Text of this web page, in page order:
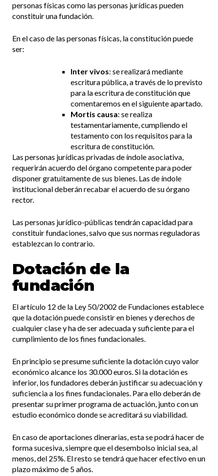
personas físicas como las personas jurídicas pueden
constituir una fundación.
En el caso de las personas físicas, la constitución puede
ser:
Inter vivos: se realizará mediante
escritura pública, a través de lo previsto
para la escritura de constitución que
comentaremos en el siguiente apartado.
Mortis causa: se realiza
testamentariamente, cumpliendo el
testamento con los requisitos para la
escritura de constitución.
Las personas jurídicas privadas de índole asociativa,
requerirán acuerdo del órgano competente para poder
disponer gratuitamente de sus bienes. Las de índole
institucional deberán recabar el acuerdo de su órgano
rector.
Las personas jurídico-públicas tendrán capacidad para
constituir fundaciones, salvo que sus normas reguladoras
establezcan lo contrario.
Dotación de la
fundación
El artículo 12 de la Ley 50/2002 de Fundaciones establece
que la dotación puede consistir en bienes y derechos de
cualquier clase y ha de ser adecuada y suficiente para el
cumplimiento de los fines fundacionales.
En principio se presume suficiente la dotación cuyo valor
económico alcance los 30.000 euros. Si la dotación es
inferior, los fundadores deberán justificar su adecuación y
suficiencia a los fines fundacionales. Para ello deberán de
presentar su primer programa de actuación, junto con un
estudio económico donde se acreditará su viabilidad.
En caso de aportaciones dinerarias, esta se podrá hacer de
forma sucesiva, siempre que el desembolso inicial sea, al
menos, del 25%. El resto se tendrá que hacer efectivo en un
plazo máximo de 5 años.